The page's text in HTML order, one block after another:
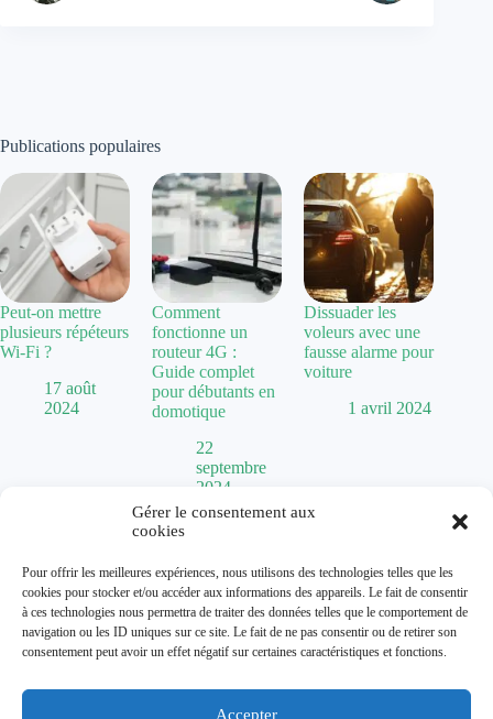
Gérer le consentement aux
cookies
Pour offrir les meilleures expériences, nous utilisons des technologies telles que les
cookies pour stocker et/ou accéder aux informations des appareils. Le fait de consentir
à ces technologies nous permettra de traiter des données telles que le comportement de
navigation ou les ID uniques sur ce site. Le fait de ne pas consentir ou de retirer son
consentement peut avoir un effet négatif sur certaines caractéristiques et fonctions.
Accepter
Publications populaires
Peut-on mettre
plusieurs répéteurs
Wi-Fi ?
17 août
2024
Comment
fonctionne un
routeur 4G :
Guide complet
pour débutants en
domotique
22
septembre
2024
Dissuader les
voleurs avec une
fausse alarme pour
voiture
1 avril 2024
Mentions Légales
Plan de site
Contact
À propos